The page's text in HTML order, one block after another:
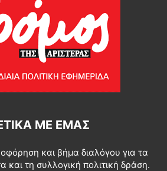
ΜΕ ΕΜΆΣ
και βήμα διαλόγου για τα
και τη συλλογική πολιτική δράση.